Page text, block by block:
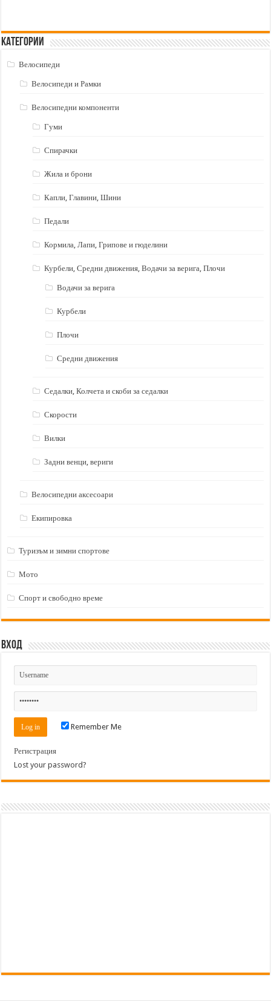
Категории
Велосипеди
Велосипеди и Рамки
Велосипедни компоненти
Гуми
Спирачки
Жила и брони
Капли, Главини, Шини
Педали
Кормила, Лапи, Грипове и гюделини
Курбели, Средни движения, Водачи за верига, Плочи
Водачи за верига
Курбели
Плочи
Средни движения
Седалки, Колчета и скоби за седалки
Скорости
Вилки
Задни венци, вериги
Велосипедни аксесоари
Екипировка
Туризъм и зимни спортове
Мото
Спорт и свободно време
Вход
Remember Me
Регистрация
Lost your password?